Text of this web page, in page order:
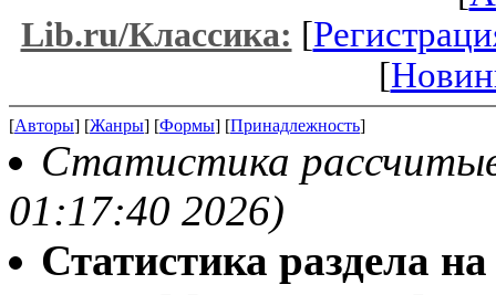
Lib.ru/Классика: [
[
[Авторы] [Жанры] [Формы] [Принадлежность]
Статистика
01:17:40 2026)
Статистика раздела